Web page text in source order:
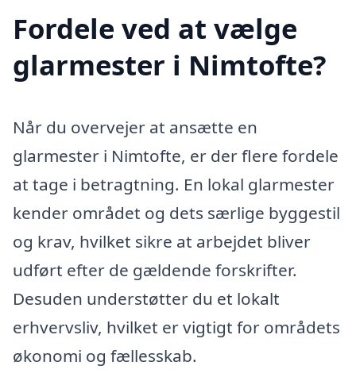
Fordele ved at vælge
glarmester i Nimtofte?
Når du overvejer at ansætte en
glarmester i Nimtofte, er der flere fordele
at tage i betragtning. En lokal glarmester
kender området og dets særlige byggestil
og krav, hvilket sikre at arbejdet bliver
udført efter de gældende forskrifter.
Desuden understøtter du et lokalt
erhvervsliv, hvilket er vigtigt for områdets
økonomi og fællesskab.